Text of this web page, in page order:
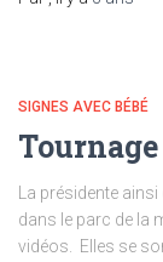
SIGNES AVEC BÉBÉ
La présidente
dans le parc de la
vidéos. Elles se